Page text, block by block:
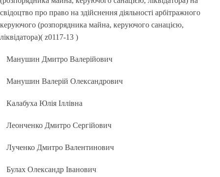
свідоцтво про право на здійснення діяльності арбітражного
керуючого (розпорядника майна, керуючого санацією,
ліквідатора)( z0117-13 )
Манушин Дмитро Валерійович
Манушин Валерій Олександрович
Калабуха Юлія Іллівна
Леонченко Дмитро Сергійович
Лученко Дмитро Валентинович
Булах Олександр Іванович